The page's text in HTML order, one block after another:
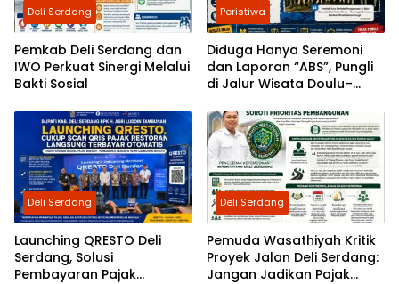
Deli Serdang
Pemkab Deli Serdang dan
IWO Perkuat Sinergi Melalui
Bakti Sosial
Peristiwa
Diduga Hanya Seremoni
dan Laporan “ABS”, Pungli
di Jalur Wisata Doulu–
Terpantau Berlangsung
Deli Serdang
Launching QRESTO Deli
Serdang, Solusi
Pembayaran Pajak
Deli Serdang
Pemuda Wasathiyah Kritik
Proyek Jalan Deli Serdang:
Jangan Jadikan Pajak